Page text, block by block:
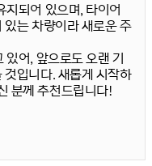
지되어 있으며, 타이어
있는 차량이라 새로운 주
어, 앞으로도 오랜 기
것입니다. 새롭게 시작하
분께 추천드립니다!